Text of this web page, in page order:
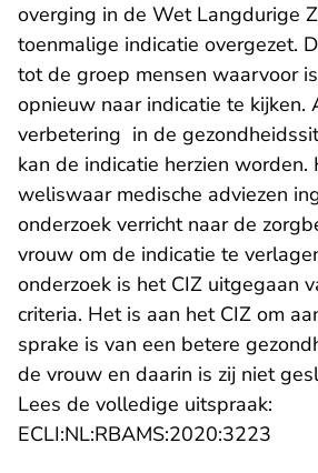
overging in de Wet Langdurige
toenmalige indicatie overgezet.
tot de groep mensen waarvoor
opnieuw naar indicatie te kijken.
verbetering in de
kan de indicatie herzien worden.
weliswaar medische adviezen
onderzoek verricht naar de
vrouw om de indicatie te
onderzoek is het CIZ uitgegaan
criteria. Het is aan het CIZ om
sprake is van een betere
de vrouw en daarin is zij niet
Lees de volledige uitspraak:
ECLI:NL:RBAMS:2020:3223